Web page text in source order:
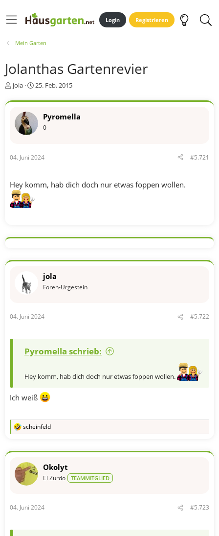
Login Registrieren
Mein Garten
Jolanthas Gartenrevier
E
s
e
r
jola
E
s
e
l
a
25. Feb. 2015
Pyromella
0
04. Juni 2024 #5.721
Hey komm, hab dich doch nur etwas foppen wollen.
jola
Foren-Urgestein
04. Juni 2024 #5.722
Pyromella schrieb:
Hey komm, hab dich doch nur etwas foppen wollen.
Ich weiß
R
k
o
:
scheinfeld
Okolyt
El Zurdo TEAMMITGLIED
04. Juni 2024 #5.723